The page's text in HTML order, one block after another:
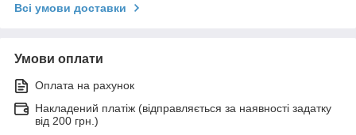
Всі умови доставки
Умови оплати
Оплата на рахунок
Накладений платіж (відправляється за наявності задатку
від 200 грн.)